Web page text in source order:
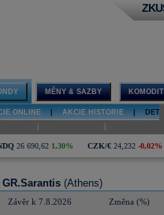
MĚNY & SAZBY
ONLINE AKCIE HISTORIE
26 690,62 1,30% CZK/€ 24,232 -0,02%
GR.Sarantis (Athens)
Závěr k 7.8.2026 Změna (%)